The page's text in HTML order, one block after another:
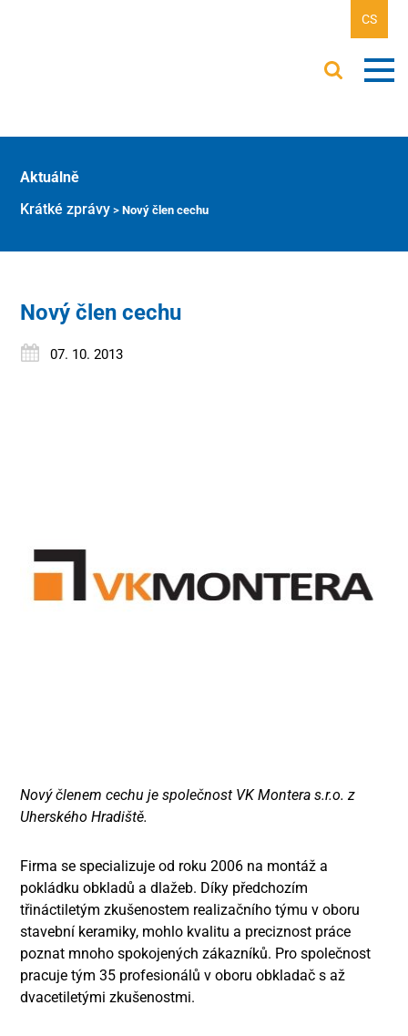
CS
Aktuálně
Krátké zprávy >Nový člen cechu
Nový člen cechu
07. 10. 2013
Nový členem cechu je společnost VK Montera s.r.o. z
Uherského Hradiště.
Firma se specializuje od roku 2006 na montáž a
pokládku obkladů a dlažeb. Díky předchozím
třináctiletým zkušenostem realizačního týmu v oboru
stavební keramiky, mohlo kvalitu a preciznost práce
poznat mnoho spokojených zákazníků. Pro společnost
pracuje tým 35 profesionálů v oboru obkladač s až
dvacetiletými zkušenostmi.